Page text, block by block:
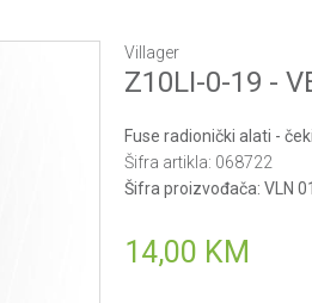
Villager
Z10LI-0-19 -
Fuse radionički alati -
Šifra artikla: 068722
Šifra proizvođača: VLN
14,00 KM